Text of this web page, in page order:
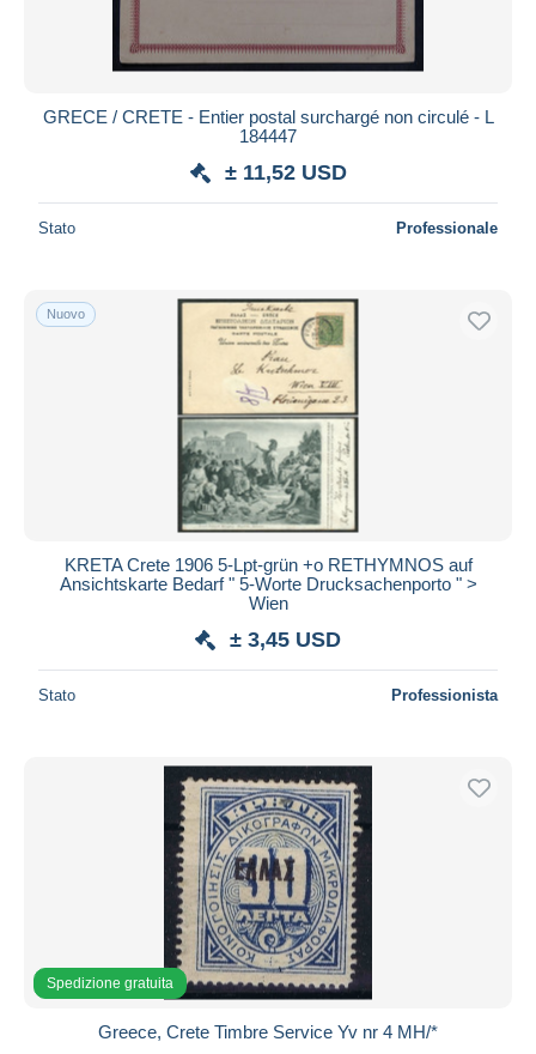
GRECE / CRETE - Entier postal surchargé non circulé - L
184447
± 11,52 USD
Stato Professionale
Nuovo
KRETA Crete 1906 5-Lpt-grün +o RETHYMNOS auf
Ansichtskarte Bedarf " 5-Worte Drucksachenporto " >
Wien
± 3,45 USD
Stato Professionista
Spedizione gratuita
Greece, Crete Timbre Service Yv nr 4 MH/*